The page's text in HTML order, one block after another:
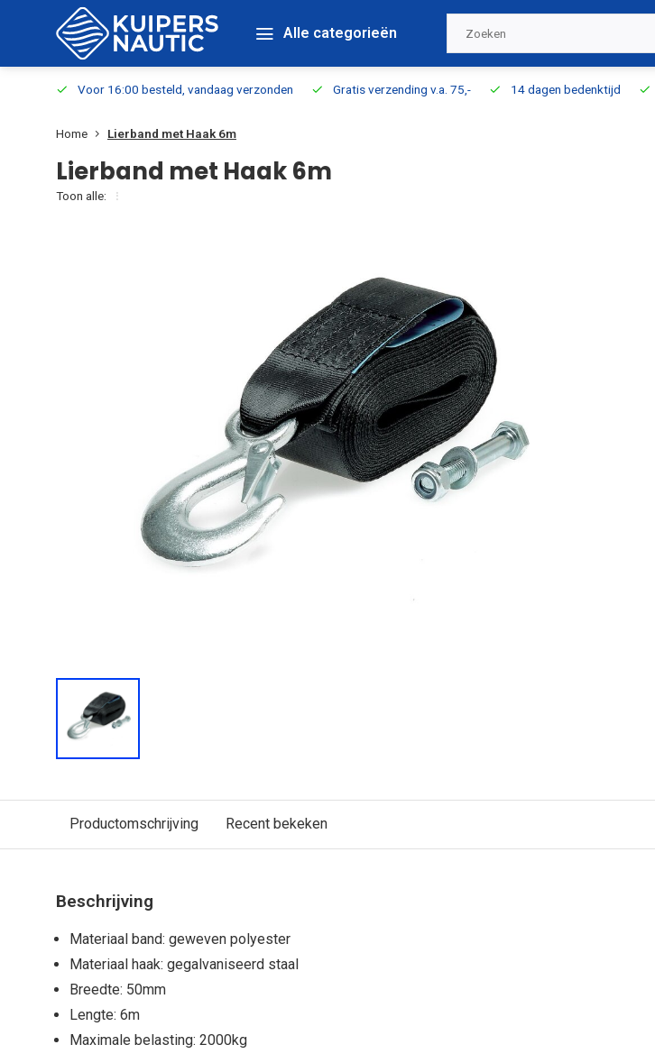
Alle categorieën
Voor 16:00 besteld, vandaag verzonden Gratis verzending v.a. 75,- 14 dagen bedenktijd
Home Lierband met Haak 6m
Lierband met Haak 6m
Toon alle:
Productomschrijving Recent bekeken
Beschrijving
Materiaal band: geweven polyester
Materiaal haak: gegalvaniseerd staal
Breedte: 50mm
Lengte: 6m
Maximale belasting: 2000kg